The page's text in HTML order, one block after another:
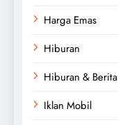
Harga Emas
Hiburan
Hiburan & Berita
Iklan Mobil